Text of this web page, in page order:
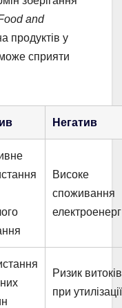
and
продуктів у
може сприяти
Негатив
Високе
споживання
Ризик витоків
при утилізації